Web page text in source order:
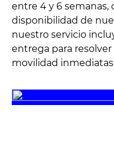
entre 4 y 6
disponibilidad de
nuestro servicio
entrega para
movilidad